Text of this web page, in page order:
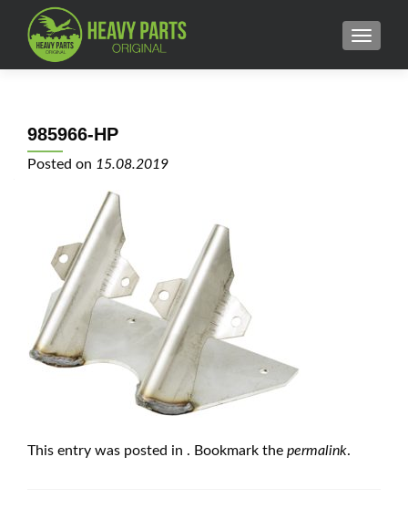
MENU
985966-HP
Posted on 15.08.2019
This entry was posted in . Bookmark the permalink.